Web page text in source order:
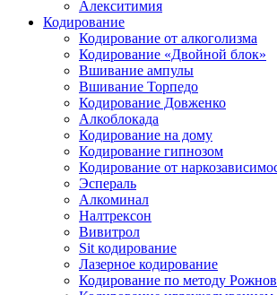
Алекситимия
Кодирование
Кодирование от алкоголизма
Кодирование «Двойной блок»
Вшивание ампулы
Вшивание Торпедо
Кодирование Довженко
Алкоблокада
Кодирование на дому
Кодирование гипнозом
Кодирование от
Эспераль
Алкоминал
Налтрексон
Вивитрол
Sit кодирование
Лазерное кодирование
Кодирование по методу